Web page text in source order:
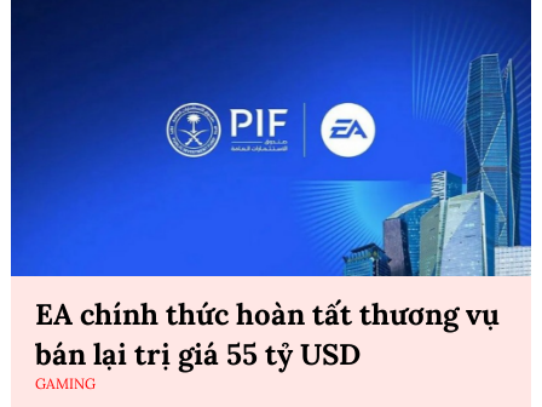
EA chính thức hoàn tất thương vụ
bán lại trị giá 55 tỷ USD
GAMING